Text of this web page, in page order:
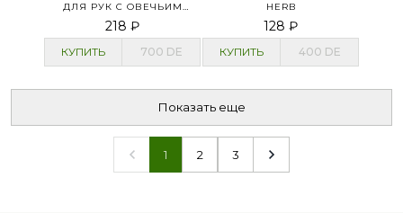
ДЛЯ РУК С ОВЕЧЬИМ
МОЛОКОМ
218 ₽
КУПИТЬ 700 DE
HERB
128 ₽
КУПИТЬ 400 DE
Показать еще
1 2 3